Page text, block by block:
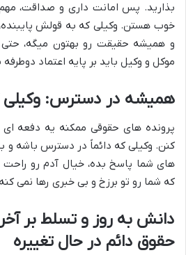
بذارید. پس امانت داری و صداقت،
خوب هستن. وکیلی که به قولش
و همیشه حقیقت رو بهتون میگه، حتی
موکل و وکیل باید بر پایه اعتماد دوطرفه
همیشه در دسترس: وکیلی
پرونده های حقوقی ممکنه یه دفعه ای
کنن. وکیلی که دائماً در دسترس باشه و
های شما پاسخ بده، خیال آدم رو
که شما رو تو برزخ و بی خبری رها نمی
دانش به روز و تسلط بر
حقوق دائم در حال تغییره